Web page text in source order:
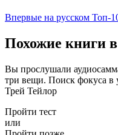
Впервые на русском Топ-
Похожие книги
Вы прослушали
три вещи. Поиск фокуса в
Трей Тейлор
Пройти тест
или